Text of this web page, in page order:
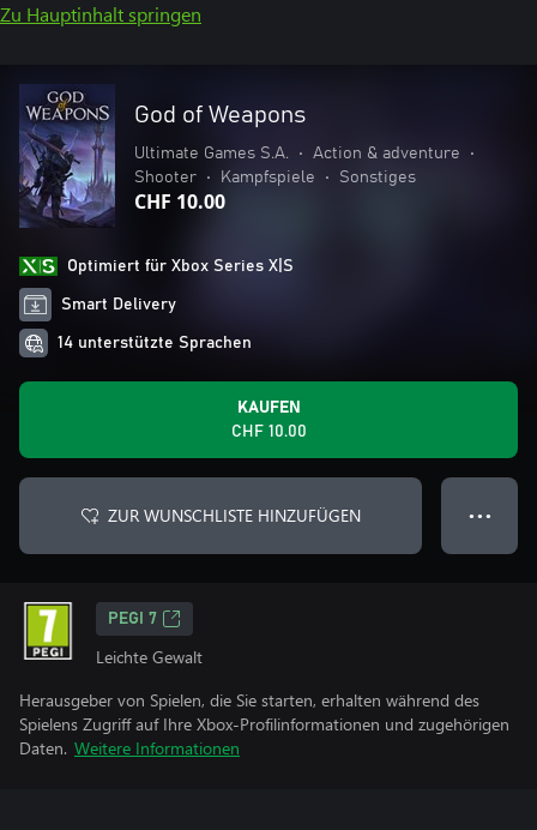
Zu Hauptinhalt springen
God of Weapons
Ultimate Games S.A. • Action & adventure
•
Shooter
• Kampfspiele • Sonstiges
CHF 10.00
Optimiert für Xbox Series X|S
Smart Delivery
14 unterstützte Sprachen
KAUFEN
CHF 10.00
ZUR WUNSCHLISTE HINZUFÜGEN ● ● ●
PEGI 7
Leichte Gewalt
Herausgeber von Spielen, die Sie starten, erhalten während des
Spielens Zugriff auf Ihre Xbox-Profilinformationen und zugehörigen
Daten. Weitere Informationen